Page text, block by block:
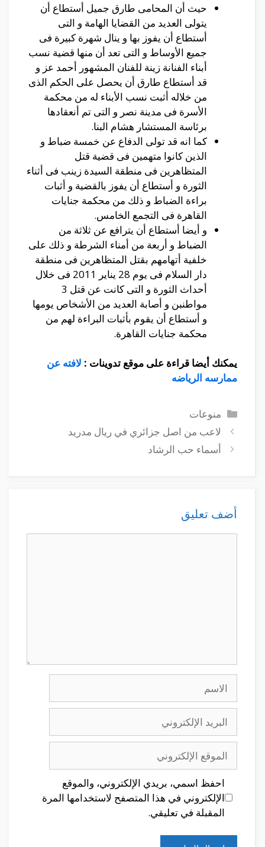
حيث أن المحامى طارق جميل أستطاع أن
يتولى العديد من القضايا الهامة و التى
أستطاع أن يفوز بها و ينال شهرة كبيرة فى
جميع الأوساط و التى تعد أن منها قضية نسب
أبناء الفنانة زينة للفنان المشهور أحمد عز و
قد أستطاع طارق أن يحصل على الحكم الذى
من خلاله أثبت نسب الأبناء له من محكمة
الأسرة فى مدينة نصر و التى تم أنعقادها
برئاسة المستشار هشام البنا.
كما انه قد تولى الدفاع عن خمسة ضباط و
الذين كانوا متهمين فى قضية قتل
المتظاهرين فى منطقة السيدة زينب فى أثناء
الثورة و أستطاع أن يفوز بالقضية و أثبات
براءة الضباط و ذلك من محكمة جنايات
القاهرة فى التجمع الخامس.
و أيضا أستطاع أن يترافع عن ثلاثة من
الضباط و أربعة من أمناء الشرطة و ذلك على
خلفية أتهامهم بقتل المتظاهرين فى منطقة
دار السلام فى يوم 28 يناير 2011 فى خلال
أحداث الثورة و التى كانت عن قتل 3
مواطنبن و أصابة العديد من الأشخاص يومها
و أستطاع أن يقوم بأثبات البراءة لهم من
محكمة جنايات القاهرة.
يمكنك أيضا قراءة على موقع تدوينات : لافته عن
ممارسه الرياضه
التصنيفات
منوعات
لاعب من اصل جزائري في ريال مدريد
أسماء حب الرشاد
أضف تعليق
الاسم
البريد
الإلكتروني
الموقع
الإلكتروني
احفظ اسمي، بريدي الإلكتروني، والموقع
الإلكتروني في هذا المتصفح لاستخدامها المرة
المقبلة في تعليقي.